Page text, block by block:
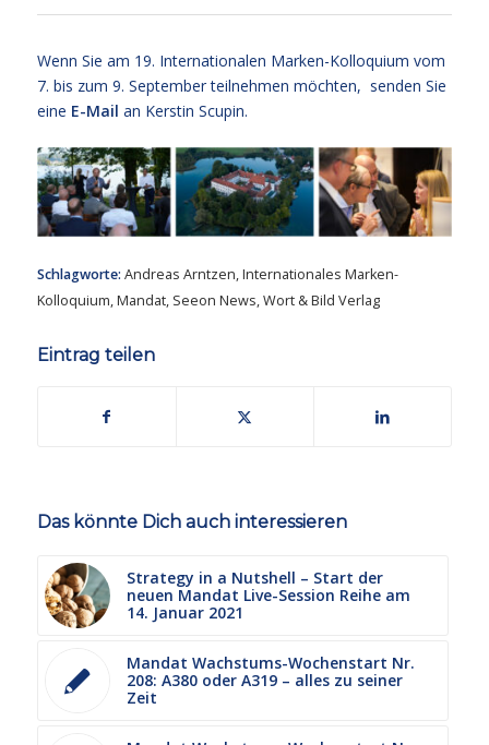
Wenn Sie am 19. Internationalen Marken-Kolloquium vom
7. bis zum 9. September teilnehmen möchten, senden Sie
eine E-Mail an Kerstin Scupin.
Schlagworte: Andreas Arntzen,Internationales Marken-
Kolloquium,Mandat, Seeon News,Wort & Bild Verlag
Eintrag teilen
Das könnte Dich auch interessieren
Strategy in a Nutshell – Start der
neuen Mandat Live-Session Reihe am
14. Januar 2021
Mandat Wachstums-Wochenstart Nr.
208: A380 oder A319 – alles zu seiner
Zeit